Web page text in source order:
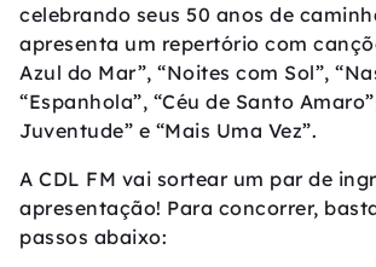
celebrando seus 50 anos de
apresenta um repertório com
Azul do Mar”, “Noites com Sol”,
“Espanhola”, “Céu de Santo
Juventude” e “Mais Uma Vez”.
A CDL FM vai sortear um par de
apresentação! Para concorrer,
passos abaixo: